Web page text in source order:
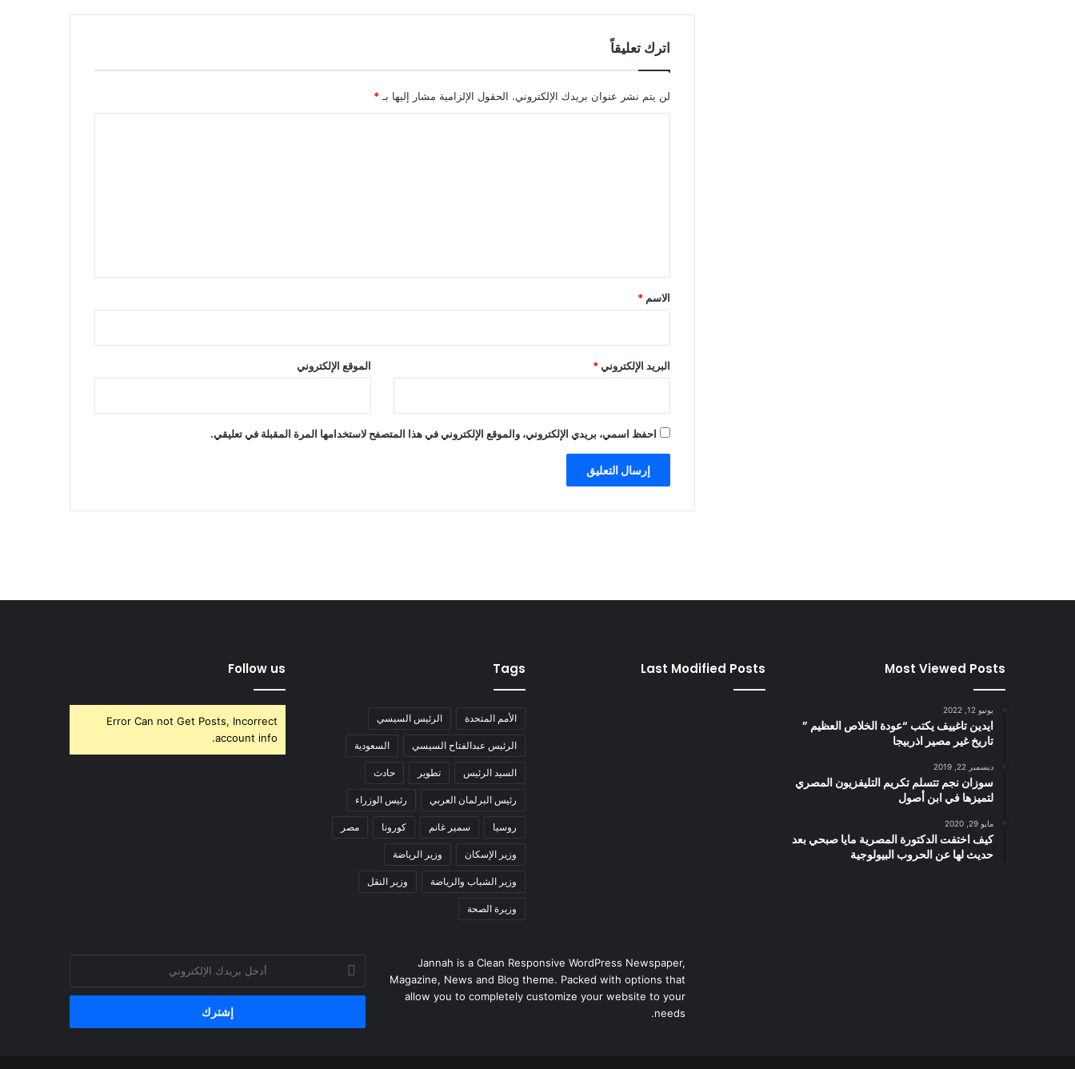
اترك تعليقاً
لن يتم نشر عنوان بريدك الإلكتروني. الحقول الإلزامية مشار إليها بـ *
*
الاسم *
البريد الإلكتروني* الموقع الإلكتروني
احفظ اسمي، بريدي الإلكتروني، والموقع الإلكتروني في هذا المتصفح لاستخدامها المرة المقبلة في تعليقي.
Most Viewed Posts
يونيو 12, 2022
ايدين تاغييف يكتب “عودة الخلاص العظيم ”
تاريخ غير مصير اذربيجا
ديسمبر 22, 2019
سوزان نجم تتسلم تكريم التليفزيون المصري
لتميزها في ابن أصول
مايو 29, 2020
كيف اختفت الدكتورة المصرية مايا صبحي بعد
حديث لها عن الحروب البيولوجية
Last Modified Posts
Tags
الأمم المتحدة الرئيس السيسي
الرئيس عبدالفتاح السيسي السعودية
السيد الرئيس تطوير حادث
رئيس البرلمان العربي رئيس الوزراء
روسيا سمير غانم كورونا مصر
وزير الإسكان وزير الرياضة
وزير الشباب والرياضة وزير النقل
وزيرة الصحة
Follow us
Error Can not Get Posts, Incorrect
account info.
Jannah is a Clean Responsive WordPress Newspaper,
Magazine, News and Blog theme. Packed with options that
allow you to completely customize your website to your
needs.
أدخل
بريدك
الإلكتروني